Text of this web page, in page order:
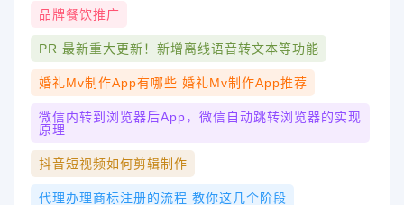
品牌餐饮推广
PR 最新重大更新！新增离线语音转文本等功能
婚礼mv制作app有哪些 婚礼mv制作app推荐
微信内转到浏览器后app，微信自动跳转浏览器的实现
原理
抖音短视频如何剪辑制作
代理办理商标注册的流程 教你这几个阶段